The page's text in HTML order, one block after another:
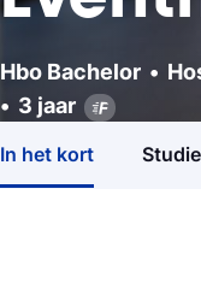
Hbo Bachelor
Hbo Bachelor
3 jaar
In het kort